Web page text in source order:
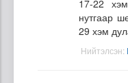
17-22
нутгаар
29 хэм
Нийтэлсэн: